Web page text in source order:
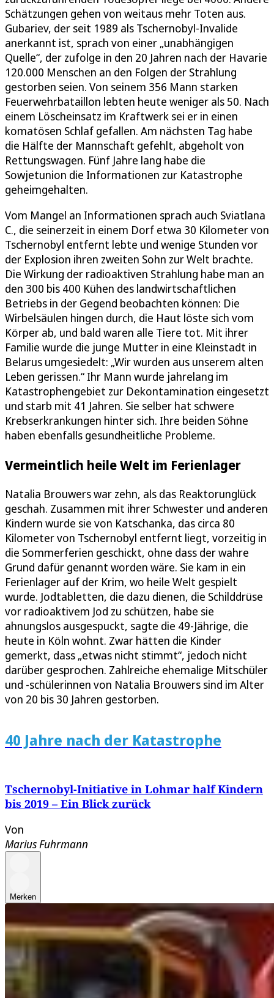
Schätzungen gehen von weitaus mehr Toten aus.
Gubariev, der seit 1989 als Tschernobyl-Invalide
anerkannt ist, sprach von einer „unabhängigen
Quelle“, der zufolge in den 20 Jahren nach der Havarie
120.000 Menschen an den Folgen der Strahlung
gestorben seien. Von seinem 356 Mann starken
Feuerwehrbataillon lebten heute weniger als 50. Nach
einem Löscheinsatz im Kraftwerk sei er in einen
komatösen Schlaf gefallen. Am nächsten Tag habe
die Hälfte der Mannschaft gefehlt, abgeholt von
Rettungswagen. Fünf Jahre lang habe die
Sowjetunion die Informationen zur Katastrophe
geheimgehalten.
Vom Mangel an Informationen sprach auch Sviatlana
C., die seinerzeit in einem Dorf etwa 30 Kilometer von
Tschernobyl entfernt lebte und wenige Stunden vor
der Explosion ihren zweiten Sohn zur Welt brachte.
Die Wirkung der radioaktiven Strahlung habe man an
den 300 bis 400 Kühen des landwirtschaftlichen
Betriebs in der Gegend beobachten können: Die
Wirbelsäulen hingen durch, die Haut löste sich vom
Körper ab, und bald waren alle Tiere tot. Mit ihrer
Familie wurde die junge Mutter in eine Kleinstadt in
Belarus umgesiedelt: „Wir wurden aus unserem alten
Leben gerissen.“ Ihr Mann wurde jahrelang im
Katastrophengebiet zur Dekontamination eingesetzt
und starb mit 41 Jahren. Sie selber hat schwere
Krebserkrankungen hinter sich. Ihre beiden Söhne
haben ebenfalls gesundheitliche Probleme.
Vermeintlich heile Welt im Ferienlager
Natalia Brouwers war zehn, als das Reaktorunglück
geschah. Zusammen mit ihrer Schwester und anderen
Kindern wurde sie von Katschanka, das circa 80
Kilometer von Tschernobyl entfernt liegt, vorzeitig in
die Sommerferien geschickt, ohne dass der wahre
Grund dafür genannt worden wäre. Sie kam in ein
Ferienlager auf der Krim, wo heile Welt gespielt
wurde. Jodtabletten, die dazu dienen, die Schilddrüse
vor radioaktivem Jod zu schützen, habe sie
ahnungslos ausgespuckt, sagte die 49-Jährige, die
heute in Köln wohnt. Zwar hätten die Kinder
gemerkt, dass „etwas nicht stimmt“, jedoch nicht
darüber gesprochen. Zahlreiche ehemalige Mitschüler
und -schülerinnen von Natalia Brouwers sind im Alter
von 20 bis 30 Jahren gestorben.
40 Jahre nach der Katastrophe
Tschernobyl-Initiative in Lohmar half Kindern
bis 2019 – Ein Blick zurück
Von
Marius Fuhrmann
Merken